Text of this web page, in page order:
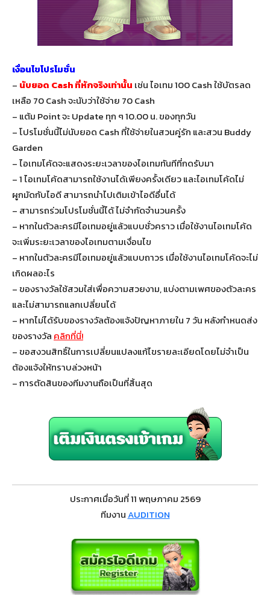
เงื่อนไขโปรโมชั่น
– นับยอด Cash ที่หักจริงเท่านั้น เช่น ไอเทม 100 Cash ใช้บัตรลด
เหลือ 70 Cash จะนับว่าใช้จ่าย 70 Cash
– แต้ม Point จะ Update ทุก ๆ 10.00 น. ของทุกวัน
– โปรโมชั่นนี้ไม่นับยอด Cash ที่ใช้จ่ายในสวนคู่รัก และสวน Buddy
Garden
– ไอเทมโค้ดจะแสดงระยะเวลาของไอเทมทันทีที่กดรับมา
– 1 ไอเทมโค้ดสามารถใช้งานได้เพียงครั้งเดียว และไอเทมโค้ดไม่
ผูกมัดกับไอดี สามารถนำไปเติมเข้าไอดีอื่นได้
– สามารถร่วมโปรโมชั่นนี้ได้ ไม่จำกัดจำนวนครั้ง
– หากในตัวละครมีไอเทมอยู่แล้วแบบชั่วคราว เมื่อใช้งานไอเทมโค้ด
จะเพิ่มระยะเวลาของไอเทมตามเงื่อนไข
– หากในตัวละครมีไอเทมอยู่แล้วแบบถาวร เมื่อใช้งานไอเทมโค้ดจะไม่
เกิดผลอะไร
– ของรางวัลใช้สวมใส่เพื่อความสวยงาม, แบ่งตามเพศของตัวละคร
และไม่สามารถแลกเปลี่ยนได้
– หากไม่ได้รับของรางวัลต้องแจ้งปัญหาภายใน 7 วัน หลังกำหนดส่ง
ของรางวัล คลิกที่นี่!
– ขอสงวนสิทธิ์ในการเปลี่ยนแปลงแก้ไขรายละเอียดโดยไม่จำเป็น
ต้องแจ้งให้ทราบล่วงหน้า
– การตัดสินของทีมงานถือเป็นที่สิ้นสุด
ประกาศเมื่อวันที่ 11 พฤษภาคม 2569
ทีมงานAUDITION